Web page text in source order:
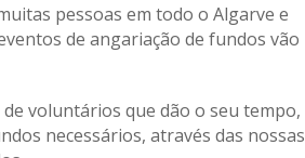
pessoas em todo o Algarve e
de angariação de fundos vão
voluntários que dão o seu tempo,
necessários, através das nossas